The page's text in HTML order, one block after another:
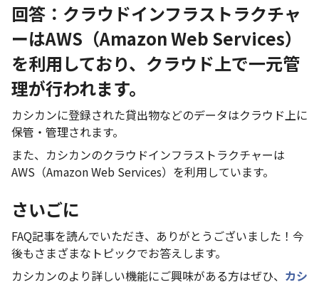
回答：クラウドインフラストラクチャ
ーはAWS（Amazon Web Services）
を利用しており、クラウド上で一元管
理が行われます。
カシカンに登録された貸出物などのデータはクラウド上に
保管・管理されます。
また、カシカンのクラウドインフラストラクチャーは
AWS（Amazon Web Services）を利用しています。
さいごに
FAQ記事を読んでいただき、ありがとうございました！今
後もさまざまなトピックでお答えします。
カシカンのより詳しい機能にご興味がある方はぜひ、 カシ